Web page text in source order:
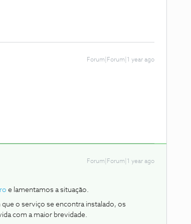
Forum|Forum|1 year ago
Forum|Forum|1 year ago
e lamentamos a situação.
o serviço se encontra instalado, os
com a maior brevidade.